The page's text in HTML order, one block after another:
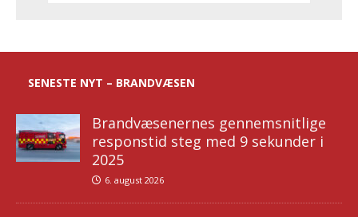
SENESTE NYT – BRANDVÆSEN
Brandvæsenernes gennemsnitlige
responstid steg med 9 sekunder i
2025
6. august 2026